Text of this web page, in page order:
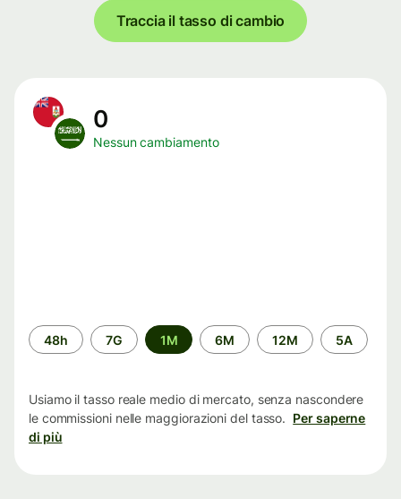
Traccia il tasso di cambio
0
Nessun cambiamento
Periodo
di
48h 7G 1M 6M 12M 5A
Usiamo il tasso reale medio di mercato, senza nascondere
le commissioni nelle maggiorazioni del tasso. Per saperne
di più